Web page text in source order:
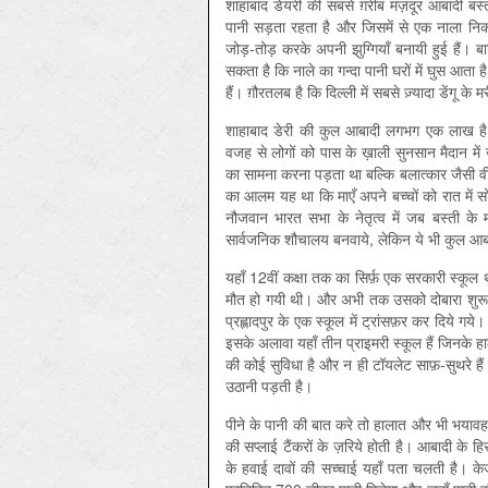
शाहाबाद डेयरी की सबसे ग़रीब मज़दूर आबादी
पानी सड़ता रहता है और जिसमें से एक नाला
जोड़-तोड़ करके अपनी झुग्गियाँ बनायी हुई हैं।
सकता है कि नाले का गन्दा पानी घरों में घुस आता
हैं। ग़ौरतलब है कि दिल्ली में सबसे ज़्यादा डेंगू के
शाहाबाद डेरी की कुल आबादी लगभग एक लाख
वजह से लोगों को पास के ख़ाली सुनसान मैदान में
का सामना करना पड़ता था बल्कि बलात्कार जैसी
का आलम यह था कि माएँ अपने बच्चों को रात में
नौजवान भारत सभा के नेतृत्व में जब बस्ती के
सार्वजनिक शौचालय बनवाये, लेकिन ये भी कुल
यहाँ 12वीं कक्षा तक का सिर्फ़ एक सरकारी
मौत हो गयी थी। और अभी तक उसको दोबारा
प्रह्लादपुर के एक स्कूल में ट्रांसफ़र कर दिये
इसके अलावा यहाँ तीन प्राइमरी स्कूल हैं जिनके
की कोई सुविधा है और न ही टॉयलेट साफ़-सुथरे
उठानी पड़ती है।
पीने के पानी की बात करे तो हालात और भी
की सप्लाई टैंकरों के ज़रिये होती है। आबादी
के हवाई दावों की सच्चाई यहाँ पता चलती है।